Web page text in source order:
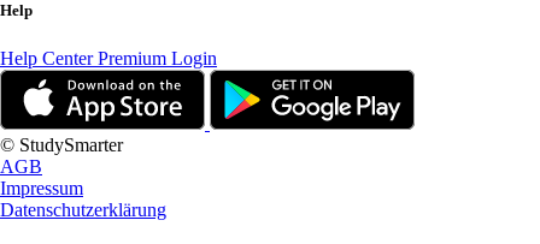
Help
Help CenterPremium Login
© StudySmarter
AGB
Impressum
Datenschutzerklärung